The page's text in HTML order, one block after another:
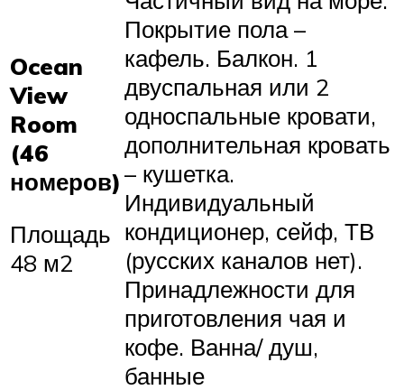
Ocean
View
Room
(46
номеров)
Площадь
48 м2
Покрытие пола –
кафель. Балкон. 1
двуспальная или 2
односпальные кровати,
дополнительная кровать
– кушетка.
Индивидуальный
кондиционер, сейф, ТВ
(русских каналов нет).
Принадлежности для
приготовления чая и
кофе. Ванна/ душ,
банные